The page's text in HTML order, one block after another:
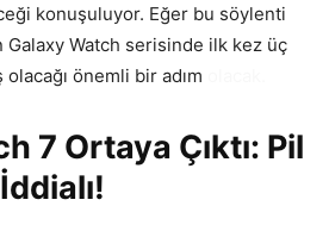
konuşuluyor. Eğer bu söylenti
Galaxy Watch serisinde ilk kez üç
önemli bir adım
7 Ortaya Çıktı: Pil